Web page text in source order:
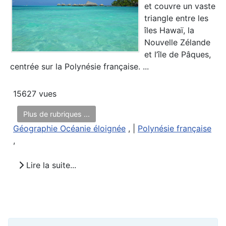
et couvre un vaste
triangle entre les
îles Hawaï, la
Nouvelle Zélande
et l’île de Pâques,
centrée sur la Polynésie française. ...
15627 vues
Plus de rubriques ...
Géographie Océanie éloignée , | Polynésie française
,
Lire la suite...